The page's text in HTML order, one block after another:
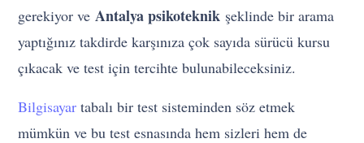
gerekiyor veAntalya psikoteknik şeklinde bir arama
yaptığınız takdirde karşınıza çok sayıda sürücü kursu
çıkacak ve test için tercihte bulunabileceksiniz.
Bilgisayar tabalı bir test sisteminden söz etmek
mümkün ve bu test esnasında hem sizleri hem de